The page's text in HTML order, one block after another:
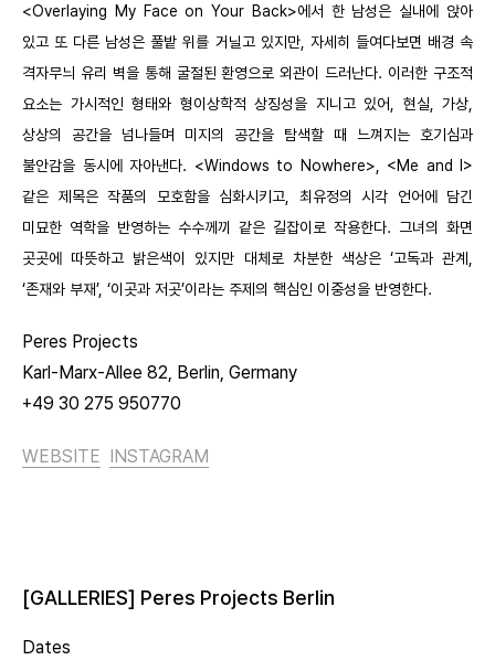
<Overlaying My Face on Your Back>에서 한 남성은 실내에 앉아
있고 또 다른 남성은 풀밭 위를 거닐고 있지만, 자세히 들여다보면 배경 속
격자무늬 유리 벽을 통해 굴절된 환영으로 외관이 드러난다. 이러한 구조적
요소는 가시적인 형태와 형이상학적 상징성을 지니고 있어, 현실, 가상,
상상의 공간을 넘나들며 미지의 공간을 탐색할 때 느껴지는 호기심과
불안감을 동시에 자아낸다. <Windows to Nowhere>, <Me and I>
같은 제목은 작품의 모호함을 심화시키고, 최유정의 시각 언어에 담긴
미묘한 역학을 반영하는 수수께끼 같은 길잡이로 작용한다. 그녀의 화면
곳곳에 따뜻하고 밝은색이 있지만 대체로 차분한 색상은 ‘고독과 관계,
‘존재와 부재’, ‘이곳과 저곳’이라는 주제의 핵심인 이중성을 반영한다.
Peres Projects
Karl-Marx-Allee 82, Berlin, Germany
+49 30 275 950770
WEBSITE INSTAGRAM
[GALLERIES] Peres Projects Berlin
Dates